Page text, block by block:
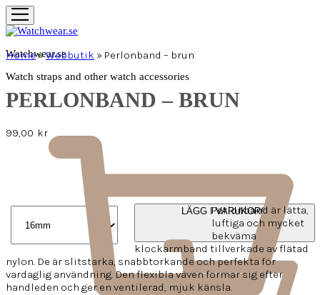
Watchwear.se
Watch straps and other watch accessories
Home»Webbutik » Perlonband – brun
PERLONBAND – BRUN
99,00 kr
LÄGG I VARUKORG
Perlonband är lätta,
luftiga och mycket
bekväma
klockarmband tillverkade av flätad
nylon. De är slitstarka, snabbtorkande och perfekta för
vardaglig användning. Den flexibla väven formar sig efter
handleden och ger en ventilerad, mjuk känsla.